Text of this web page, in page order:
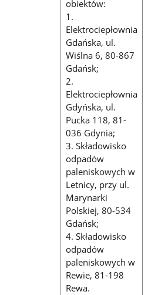
obiektów:
1.
Elektrociepłownia
Gdańska, ul.
Wiślna 6, 80-867
Gdańsk;
2.
Elektrociepłownia
Gdyńska, ul.
Pucka 118, 81-
036 Gdynia;
3. Składowisko
odpadów
paleniskowych w
Letnicy, przy ul.
Marynarki
Polskiej, 80-534
Gdańsk;
4. Składowisko
odpadów
paleniskowych w
Rewie, 81-198
Rewa.